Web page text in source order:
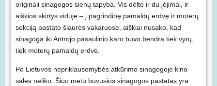
originali sinagogos sienų tapyba. Vis dėlto ir du įėjimai, ir
aiškios skirtys viduje – į pagrindinę pamaldų erdvę ir moterų
sekciją pastato šiaurės vakaruose, aiškiai nusako, kad
sinagoga iki Antrojo pasaulinio karo buvo bendra tiek vyrų,
tiek moterų pamaldų erdvė.
Po Lietuvos nepriklausomybės atkūrimo sinagogoje kino
salės neliko. Šiuo metu buvusios sinagogos pastatas yra